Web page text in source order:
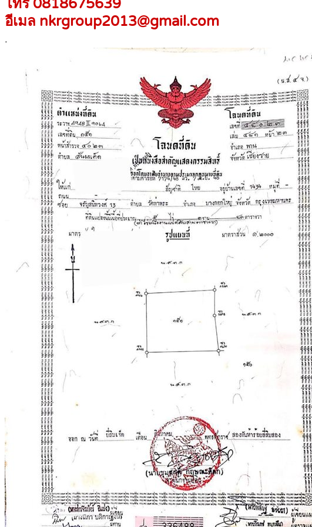
โทร 0818675639
อีเมล nkrgroup2013@gmail.com
.